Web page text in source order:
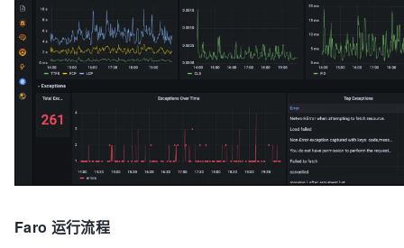
Faro 运行流程